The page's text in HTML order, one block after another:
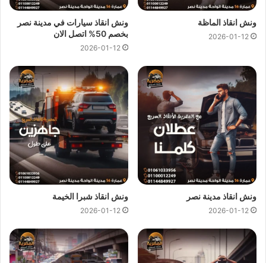
دائما قريبة منك وخدماتنا باعلي جودة و اقل سعر فنحن نسعي دائما
لرضا عملائنا لانك انت وسيارتك على راس اولوياتنا ومهمتنا ان
نجعلك دائما في امان تام علي الطريق.
ونش انقاذ سيارات الطريق الدائري
يمكن لفريقونش المصرية تقديم خدماتانقاذ سياراتسريعة
وبأسعار معقولة كل ما عليك الاتصال بنا وسوف نستجيب علي الفور
ونرسل لك على الفوراقرب ونش انقاذمتوفر علي الطريق الدائري
بالقرب من مكان تعطل سيارتك لاننا نجعلها سهلة باتصالك بنا علي
01144849927او01017439322او01094833093نحن
نستعين بفريق من السائقين الخبرة لرفع و انقاذ سيارتك لاننا لا نعتمد
فقط علىونش الانقاذولكننا نمتلك ايضا رافعات لانقاذ السيارات
المعطلة بنظام رفع هيدروليكي متكامل للتعامل مع حالات السيارات
الثقيلة وسيارات النقل و سيارات النصف نقل العالقة.
ونش نقل سيارات الطريق الدائري
ونش انقاذ الماظة
2026-01-12
ونش انقاذ سيارات في مدينة نصر
بخصم 50% اتصل الان
2026-01-12
ونش انقاذ مدينة نصر
2026-01-12
ونش انقاذ شبرا الخيمة
2026-01-12